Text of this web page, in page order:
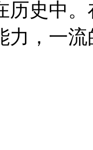
历史中
力，一